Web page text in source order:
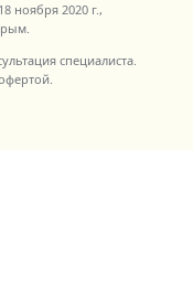
18 ноября 2020 г.,
.
специалиста.